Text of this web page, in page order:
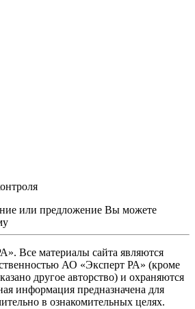
или предложение Вы можете
Все материалы сайта являются
АО «Эксперт РА» (кроме
другое авторство) и охраняются
информация предназначена для
в ознакомительных целях.